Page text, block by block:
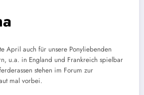
April auch für unsere Ponyliebenden
u.a. in England und Frankreich spielbar
stehen im Forum zur
mal vorbei.